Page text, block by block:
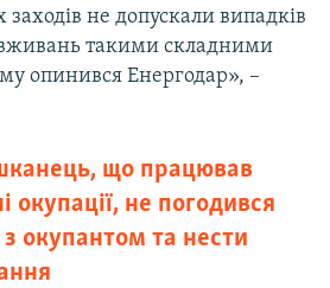
заходів не допускали випадків
такими складними
опинився Енергодар», –
що працював
окупації, не погодився
окупантом та нести